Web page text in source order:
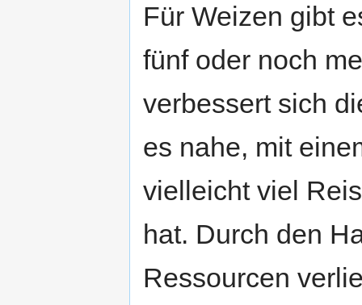
Für Weizen gibt
fünf oder noch
verbessert sich
es nahe, mit
vielleicht viel
hat. Durch den
Ressourcen